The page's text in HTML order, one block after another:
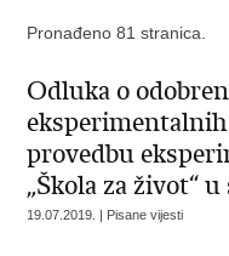
Pronađeno 81 stranica.
Odluka o
provedbu
„Škola za život“
19.07.2019. | Pisane vijesti